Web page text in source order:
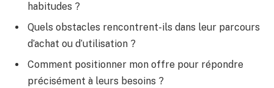
habitudes ?
Quels obstacles rencontrent-ils dans leur parcours
d’achat ou d’utilisation ?
Comment positionner mon offre pour répondre
précisément à leurs besoins ?